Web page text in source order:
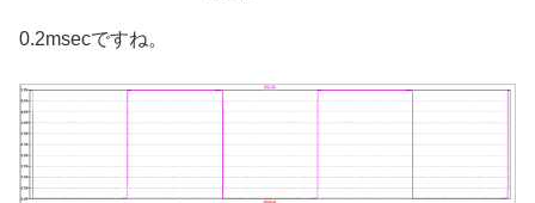
0.2msecですね。